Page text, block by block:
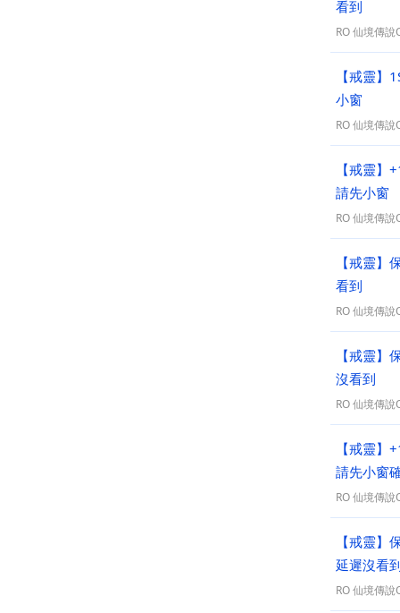
看到
RO 仙境傳
【戒靈】
小窗
RO 仙境傳
【戒靈
請先小窗
RO 仙境傳
【戒靈】
看到
RO 仙境傳
【戒靈】
沒看到
RO 仙境傳
【戒靈
請先小窗
RO 仙境傳
【戒靈
延遲沒看
RO 仙境傳